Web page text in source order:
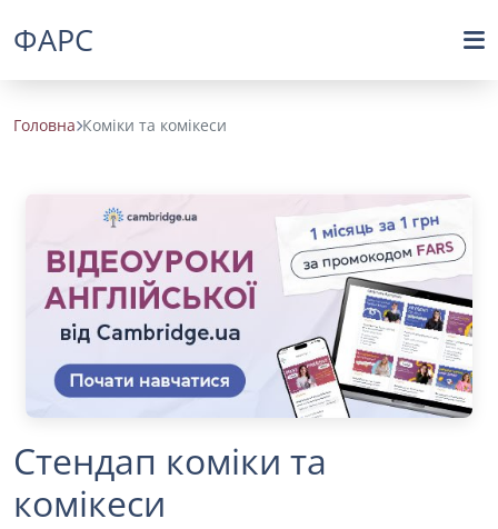
ФАРС
Головна Коміки та комікеси
Стендап коміки та
комікеси